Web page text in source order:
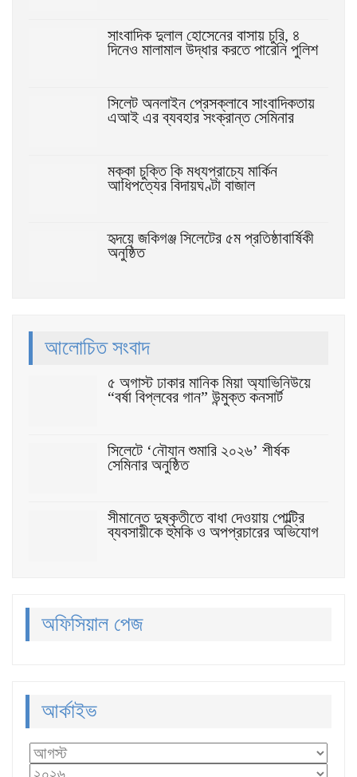
সাংবাদিক দুলাল হোসেনের বাসায় চুরি, ৪
দিনেও মালামাল উদ্ধার করতে পারেনি পুলিশ
সিলেট অনলাইন প্রেসক্লাবে সাংবাদিকতায়
এআই এর ব্যবহার সংক্রান্ত সেমিনার
মক্কা চুক্তি কি মধ্যপ্রাচ্যে মার্কিন
আধিপত্যের বিদায়ঘণ্টা বাজাল
হৃদয়ে জকিগঞ্জ সিলেটের ৫ম প্রতিষ্ঠাবার্ষিকী
অনুষ্ঠিত
আলোচিত সংবাদ
৫ অগাস্ট ঢাকার মানিক মিয়া অ্যাভিনিউয়ে
“বর্ষা বিপ্লবের গান” উন্মুক্ত কনসার্ট
সিলেটে ‘নৌযান শুমারি ২০২৬’ শীর্ষক
সেমিনার অনুষ্ঠিত
সীমান্তে দুষ্কৃতীতে বাধা দেওয়ায় পোল্ট্রি
ব্যবসায়ীকে হুমকি ও অপপ্রচারের অভিযোগ
অফিসিয়াল পেজ
আর্কাইভ